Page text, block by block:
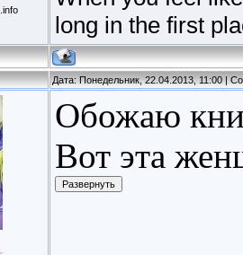
long in the first
Дата: Понедельник, 22.04.2013, 11:00 |
Обожаю
Вот эта